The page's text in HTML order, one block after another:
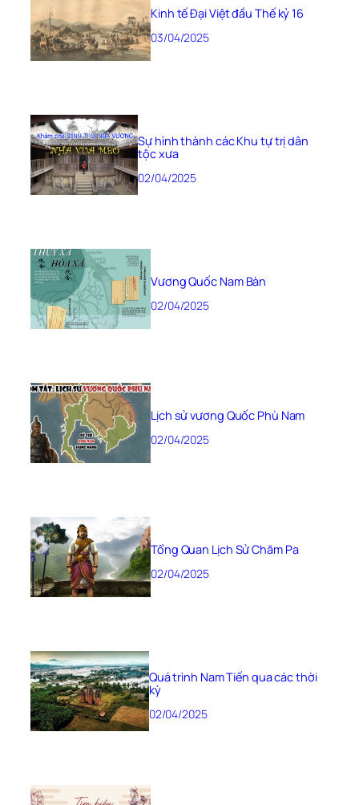
Kinh tế Đại Việt đầu Thế kỷ 16
03/04/2025
Sự hình thành các Khu tự trị dân
tộc xưa
02/04/2025
Vương Quốc Nam Bàn
02/04/2025
Lịch sử vương Quốc Phù Nam
02/04/2025
Tổng Quan Lịch Sử Chăm Pa
02/04/2025
Quá trình Nam Tiến qua các thời
kỳ
02/04/2025